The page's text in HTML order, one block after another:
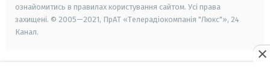
ознайомитись в правилах користування сайтом. Усі права
захищені. © 2005—2021, ПрАТ «Телерадіокомпанія "Люкс"», 24
Канал.